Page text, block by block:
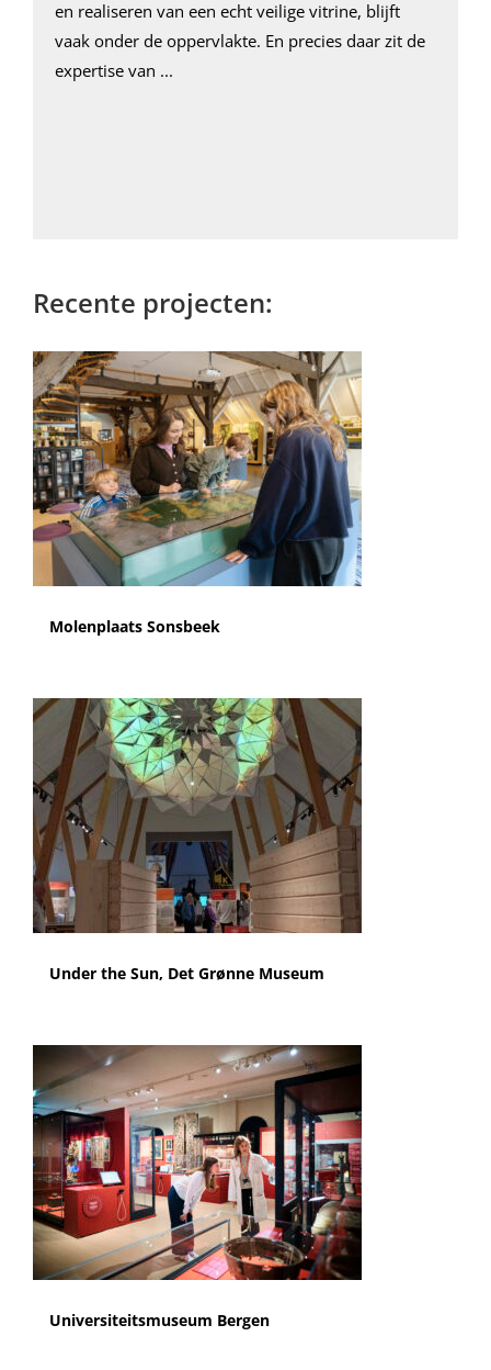
en realiseren van een echt veilige vitrine, blijft
vaak onder de oppervlakte. En precies daar zit de
expertise van ...
Recente projecten:
Molenplaats Sonsbeek
Under the Sun, Det Grønne Museum
Universiteitsmuseum Bergen